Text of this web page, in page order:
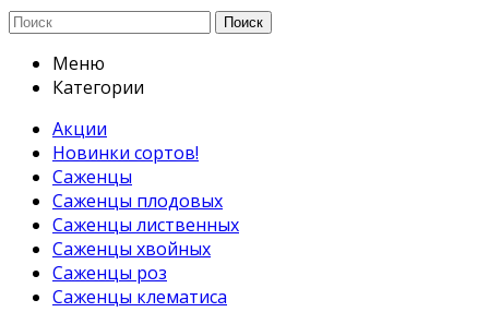
Поиск
Меню
Категории
Акции
Новинки сортов!
Саженцы
Саженцы плодовых
Саженцы лиственных
Саженцы хвойных
Саженцы роз
Саженцы клематиса